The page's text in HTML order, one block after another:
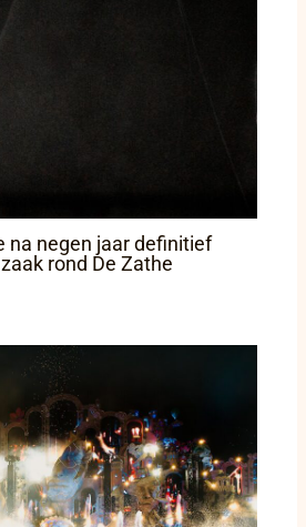
na negen jaar definitief
rond De Zathe